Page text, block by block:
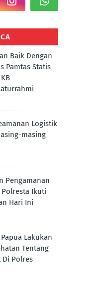
Baik Dengan
Pamtas Statis
Logistik
masing
Pengamanan
Ikuti
Hari Ini
Lakukan
Tentang
Di Polres